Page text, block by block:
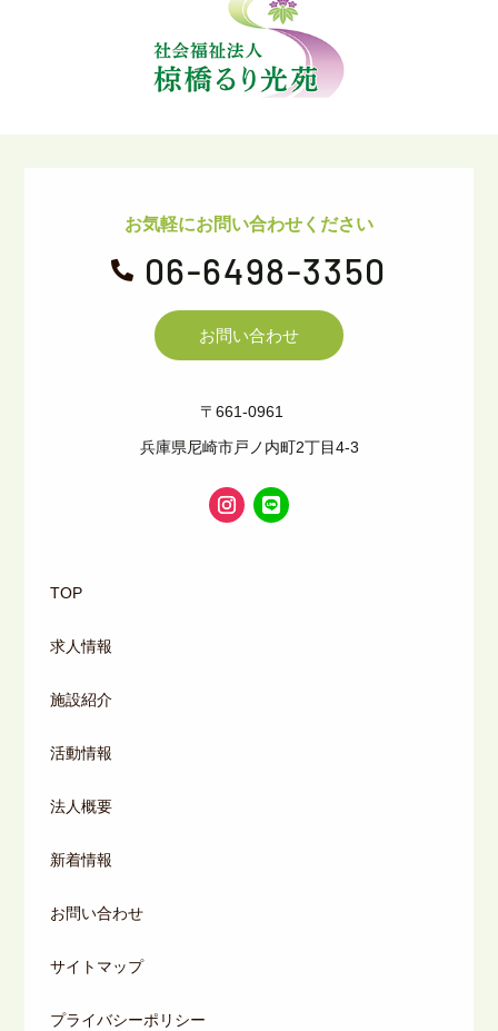
お気軽にお問い合わせください
 06-6498-3350
お問い合わせ
〒661-0961
兵庫県尼崎市戸ノ内町2丁目4-3
TOP
求人情報
施設紹介
活動情報
法人概要
新着情報
お問い合わせ
サイトマップ
プライバシーポリシー